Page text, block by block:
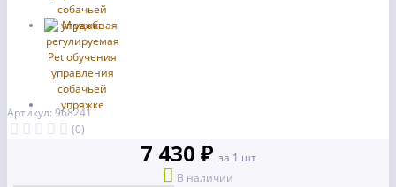
Артикул: 968241
(0)
7 430 ₽ за 1 шт
В наличии